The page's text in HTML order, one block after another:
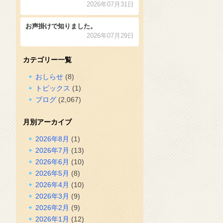
2026年07月31日
お声掛けで知りました。
2026年07月29日
カテゴリー一覧
おしらせ(8)
トピックス (1)
ブログ(2,067)
月別アーカイブ
2026年8月 (1)
2026年7月 (13)
2026年6月 (10)
2026年5月 (8)
2026年4月 (10)
2026年3月 (9)
2026年2月 (9)
2026年1月 (12)